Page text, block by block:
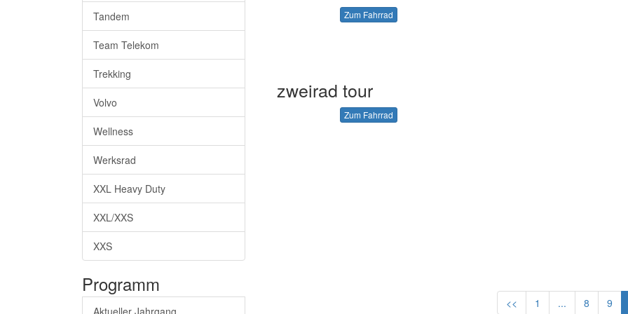
Tandem
Team Telekom
Trekking
Volvo
Wellness
Werksrad
XXL Heavy Duty
XXL/XXS
XXS
Programm
Aktueller Jahrgang
Zum Fahrrad
zweirad tour
Zum Fahrrad
<< 1 ... 8 9